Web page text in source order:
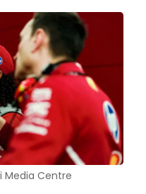
Media Centre